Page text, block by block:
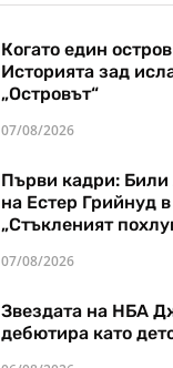
Когато един
Историята зад
„Островът“
07/08/2026
Първи кадри:
на Естер Грийнуд
„Стъкленият
07/08/2026
Звездата на НБА
дебютира като